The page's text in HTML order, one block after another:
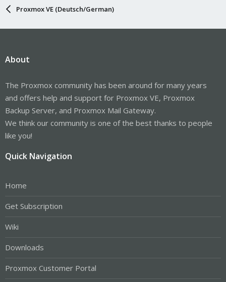
Proxmox VE (Deutsch/German)
About
The Proxmox community has been around for many years
and offers help and support for Proxmox VE, Proxmox
Backup Server, and Proxmox Mail Gateway.
We think our community is one of the best thanks to people
like you!
Quick Navigation
Home
Get Subscription
Wiki
Downloads
Proxmox Customer Portal